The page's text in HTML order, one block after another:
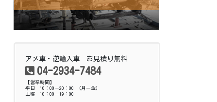
アメ車・逆輸入車 お見積り無料
04-2934-7484
【営業時間】
平日 10：00－20：00 （月ー金）
土曜 10：00－19：00